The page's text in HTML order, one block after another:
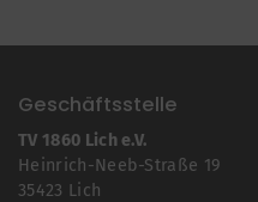
Geschäftsstelle
TV 1860 Lich e.V.
Heinrich-Neeb-Straße 19
35423 Lich